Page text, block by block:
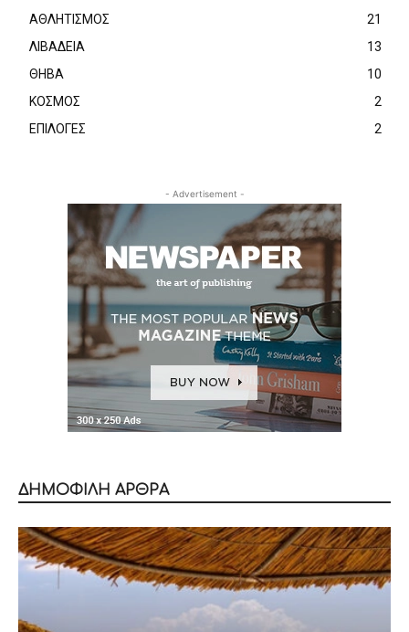
ΑΘΛΗΤΙΣΜΟΣ
21
ΛΙΒΑΔΕΙΑ
13
ΘΗΒΑ
10
ΚΟΣΜΟΣ
2
ΕΠΙΛΟΓΕΣ
2
- Advertisement -
ΔΗΜΟΦΙΛΗ ΑΡΘΡΑ